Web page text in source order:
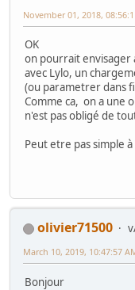
November 01, 2018,
OK
on pourrait envisager
avec Lylo, un
(ou parametrer dans
Comme ca, on a une
n'est pas obligé de
Peut etre pas simple
olivier71500
March 10, 2019, 10:47:57
Bonjour